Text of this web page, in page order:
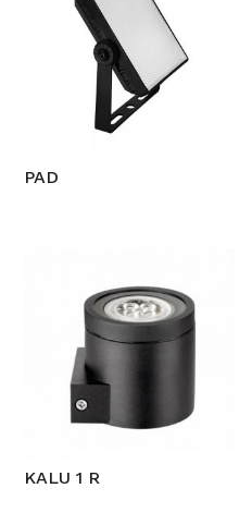
PAD
KALU 1 R